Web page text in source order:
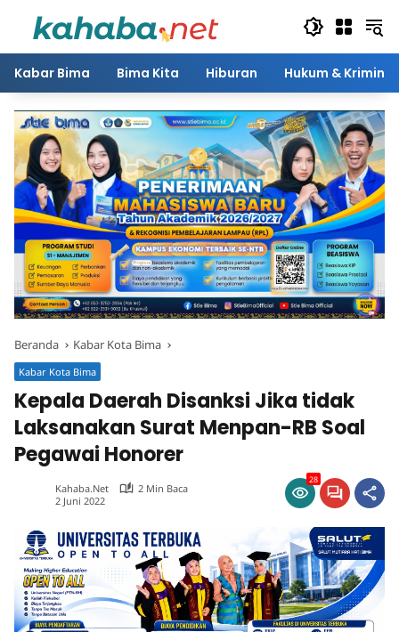
Kabar Bima Bima Kita Hiburan Hukum & Kriminal
Beranda Kabar Kota Bima
Kabar Kota Bima
Kepala Daerah Disanksi Jika tidak
Laksanakan Surat Menpan-RB Soal
Pegawai Honorer
Kahaba.net
2 Min Baca
2 Juni 2022
28